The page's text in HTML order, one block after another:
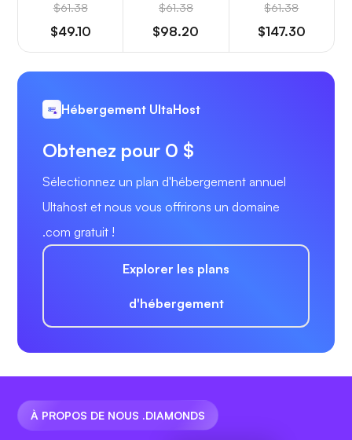
$61.38
$49.10
$61.38
$98.20
$61.38
$147.30
Hébergement UltaHost
Obtenez pour 0 $
Sélectionnez un plan d'hébergement annuel
Ultahost et nous vous offrirons un domaine
.com gratuit !
Explorer les plans
d'hébergement
À PROPOS DE NOUS .DIAMONDS